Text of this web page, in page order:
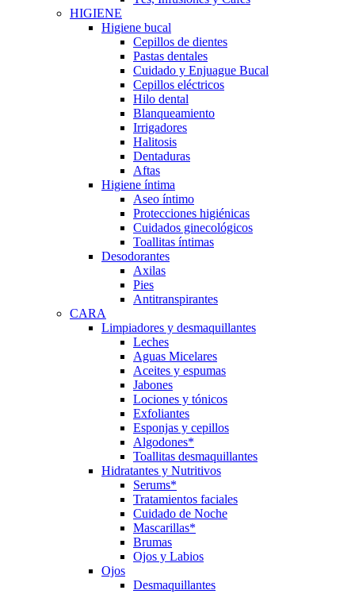
HIGIENE
Higiene bucal
Cepillos de dientes
Pastas dentales
Cuidado y Enjuague Bucal
Cepillos eléctricos
Hilo dental
Blanqueamiento
Irrigadores
Halitosis
Dentaduras
Aftas
Higiene íntima
Aseo íntimo
Protecciones higiénicas
Cuidados ginecológicos
Toallitas íntimas
Desodorantes
Axilas
Pies
Antitranspirantes
CARA
Limpiadores y desmaquillantes
Leches
Aguas Micelares
Aceites y espumas
Jabones
Lociones y tónicos
Exfoliantes
Esponjas y cepillos
Algodones*
Toallitas desmaquillantes
Hidratantes y Nutritivos
Serums*
Tratamientos faciales
Cuidado de Noche
Mascarillas*
Brumas
Ojos y Labios
Ojos
Desmaquillantes